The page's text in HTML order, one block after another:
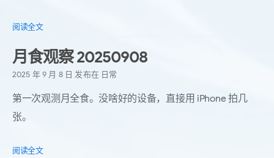
阅读全文
月食观察 20250908
2025 年 9 月 8 日 发布在 日常
第一次观测月全食。没啥好的设备，直接用 iPhone 拍几
张。
阅读全文